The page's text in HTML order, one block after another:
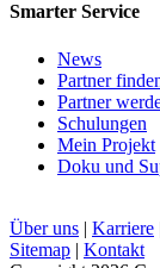
Smarter Service
News
Partner
Partner
Schulungen
Mein Projekt
Doku und
Über uns | Karriere
Sitemap | Kontakt